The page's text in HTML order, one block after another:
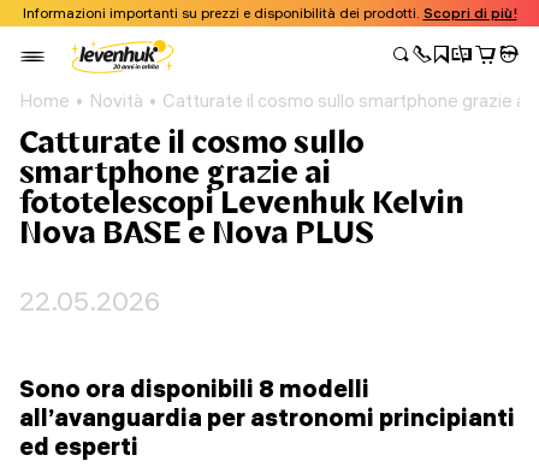
Informazioni importanti su prezzi e disponibilità dei prodotti. Scopri di più!
Home Novità Catturate il cosmo sullo smartphone grazie
Catturate il cosmo sullo
smartphone grazie ai
fototelescopi Levenhuk Kelvin
Nova BASE e Nova PLUS
22.05.2026
Sono ora disponibili 8 modelli
all’avanguardia per astronomi principianti
ed esperti